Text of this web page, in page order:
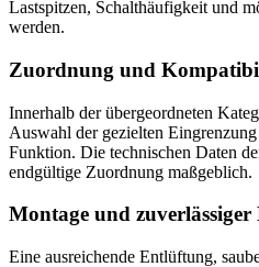
Lastspitzen, Schalthäufigkeit und
werden.
Zuordnung und
Innerhalb der übergeordneten
Auswahl der gezielten
Funktion. Die technischen Daten
endgültige Zuordnung maßgeblich.
Montage und zuverlässiger
Eine ausreichende Entlüftung,